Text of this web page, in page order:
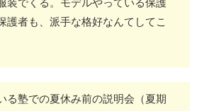
装でくる。モデルやっている保護
護者も、派手な格好なんてしてこ
る塾での夏休み前の説明会（夏期